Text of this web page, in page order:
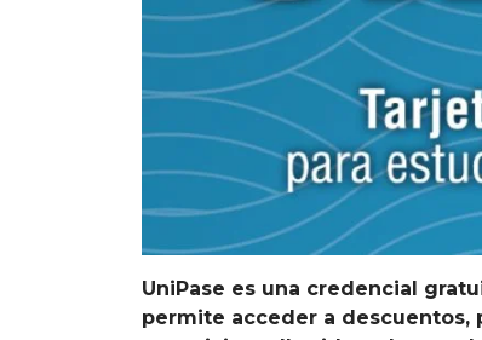
UniPase es una credencial
permite acceder a descuentos,